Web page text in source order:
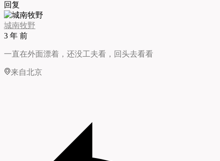
回复
城南牧野
3 年 前
一直在外面漂着，还没工夫看，回头去看看
来自北京